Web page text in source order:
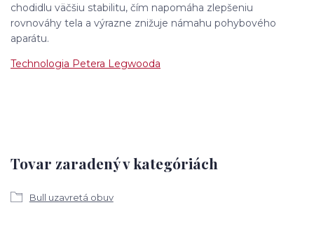
chodidlu väčšiu stabilitu, čím napomáha zlepšeniu
rovnováhy tela a výrazne znižuje námahu pohybového
aparátu.
Technologia Petera Legwooda
Tovar zaradený v kategóriách
Bull uzavretá obuv